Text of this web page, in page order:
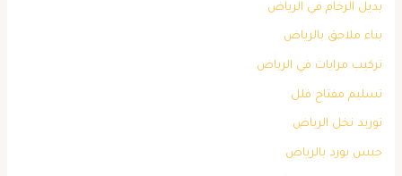
بديل الرخام في الرياض
بناء ملاحق بالرياض
تركيب مرايات في الرياض
تسليم مفتاح فلل
توريد نخل الرياض
جبس بورد بالرياض